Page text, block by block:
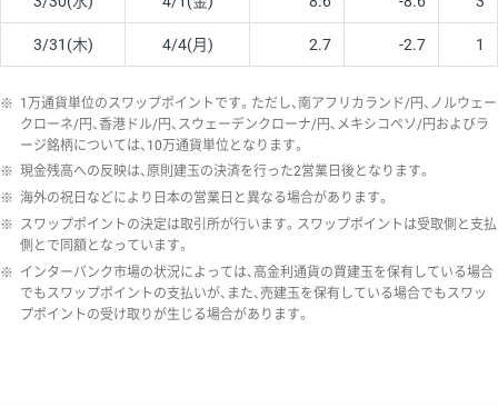
3/31(木) 4/4(月) 2.7 -2.7 1
※ 1万通貨単位のスワップポイントです。ただし、南アフリカランド/円、ノルウェー
クローネ/円、香港ドル/円、スウェーデンクローナ/円、メキシコペソ/円およびラ
ージ銘柄については、10万通貨単位となります。
※ 現金残高への反映は、原則建玉の決済を行った2営業日後となります。
※ 海外の祝日などにより日本の営業日と異なる場合があります。
※ スワップポイントの決定は取引所が行います。スワップポイントは受取側と支払
側とで同額となっています。
※ インターバンク市場の状況によっては、高金利通貨の買建玉を保有している場合
でもスワップポイントの支払いが、また、売建玉を保有している場合でもスワッ
プポイントの受け取りが生じる場合があります。